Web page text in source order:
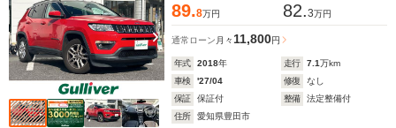
89.8万円 82.3万円
通常ローン 月々11,800円
年式 2018年 走行 7.1万km
車検
'27/04 修復
なし
保証
保証付 整備
法定整備付
住所
愛知県豊田市